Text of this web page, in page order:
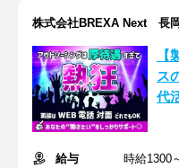
株式会社BREXA Next 長
【
ス
代
給与
時給1300